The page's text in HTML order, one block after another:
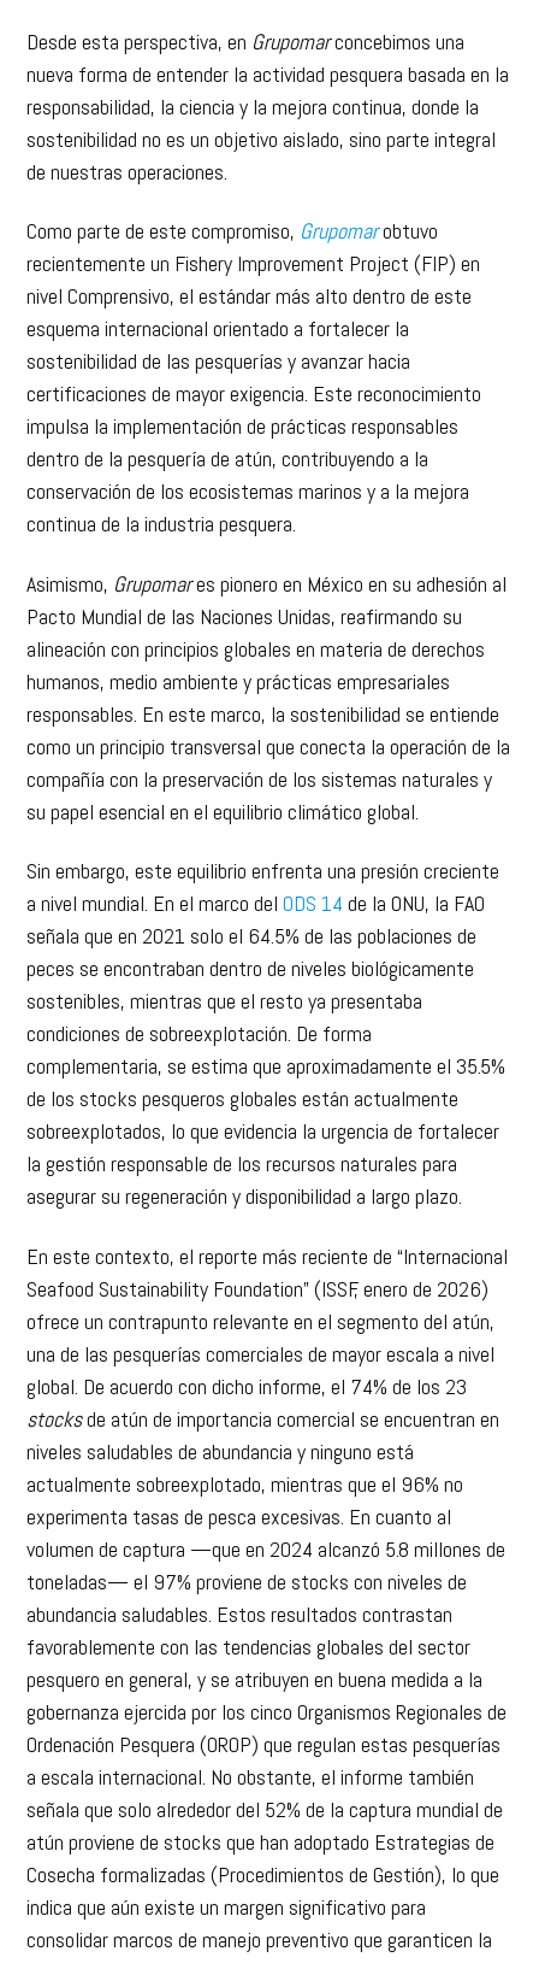
Desde esta perspectiva, en Grupomarconcebimos una
nueva forma de entender la actividad pesquera basada en la
responsabilidad, la ciencia y la mejora continua, donde la
sostenibilidad no es un objetivo aislado, sino parte integral
de nuestras operaciones.
Como parte de este compromiso, Grupomarobtuvo
recientemente un Fishery Improvement Project (FIP) en
nivel Comprensivo, el estándar más alto dentro de este
esquema internacional orientado a fortalecer la
sostenibilidad de las pesquerías y avanzar hacia
certificaciones de mayor exigencia. Este reconocimiento
impulsa la implementación de prácticas responsables
dentro de la pesquería de atún, contribuyendo a la
conservación de los ecosistemas marinos y a la mejora
continua de la industria pesquera.
Asimismo, Grupomares pionero en México en su adhesión al
Pacto Mundial de las Naciones Unidas, reafirmando su
alineación con principios globales en materia de derechos
humanos, medio ambiente y prácticas empresariales
responsables. En este marco, la sostenibilidad se entiende
como un principio transversal que conecta la operación de la
compañía con la preservación de los sistemas naturales y
su papel esencial en el equilibrio climático global.
Sin embargo, este equilibrio enfrenta una presión creciente
a nivel mundial. En el marco delODS 14de la ONU, la FAO
señala que en 2021 solo el 64.5% de las poblaciones de
peces se encontraban dentro de niveles biológicamente
sostenibles, mientras que el resto ya presentaba
condiciones de sobreexplotación. De forma
complementaria, se estima que aproximadamente el 35.5%
de los stocks pesqueros globales están actualmente
sobreexplotados, lo que evidencia la urgencia de fortalecer
la gestión responsable de los recursos naturales para
asegurar su regeneración y disponibilidad a largo plazo.
En este contexto, el reporte más reciente de “Internacional
Seafood Sustainability Foundation” (ISSF, enero de 2026)
ofrece un contrapunto relevante en el segmento del atún,
una de las pesquerías comerciales de mayor escala a nivel
global. De acuerdo con dicho informe, el 74% de los 23
stocksde atún de importancia comercial se encuentran en
niveles saludables de abundancia y ninguno está
actualmente sobreexplotado, mientras que el 96% no
experimenta tasas de pesca excesivas. En cuanto al
volumen de captura —que en 2024 alcanzó 5.8 millones de
toneladas— el 97% proviene de stocks con niveles de
abundancia saludables. Estos resultados contrastan
favorablemente con las tendencias globales del sector
pesquero en general, y se atribuyen en buena medida a la
gobernanza ejercida por los cinco Organismos Regionales de
Ordenación Pesquera (OROP) que regulan estas pesquerías
a escala internacional. No obstante, el informe también
señala que solo alrededor del 52% de la captura mundial de
atún proviene de stocks que han adoptado Estrategias de
Cosecha formalizadas (Procedimientos de Gestión), lo que
indica que aún existe un margen significativo para
consolidar marcos de manejo preventivo que garanticen la